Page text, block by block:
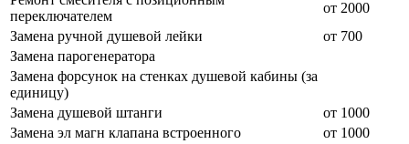
переключателем
от 2000
Замена ручной душевой лейки
от 700
Замена парогенератора
Замена форсунок на стенках душевой кабины (за
единицу)
Замена душевой штанги
от 1000
Замена эл магн клапана встроенного
от 1000